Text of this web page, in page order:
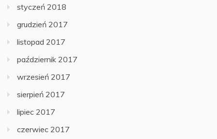
styczeń 2018
grudzień 2017
listopad 2017
październik 2017
wrzesień 2017
sierpień 2017
lipiec 2017
czerwiec 2017